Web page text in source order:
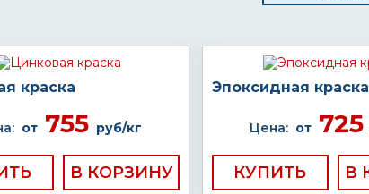
краска
от755 руб/кг
Эпоксидная краска
Цена: от 725
КУПИТЬ